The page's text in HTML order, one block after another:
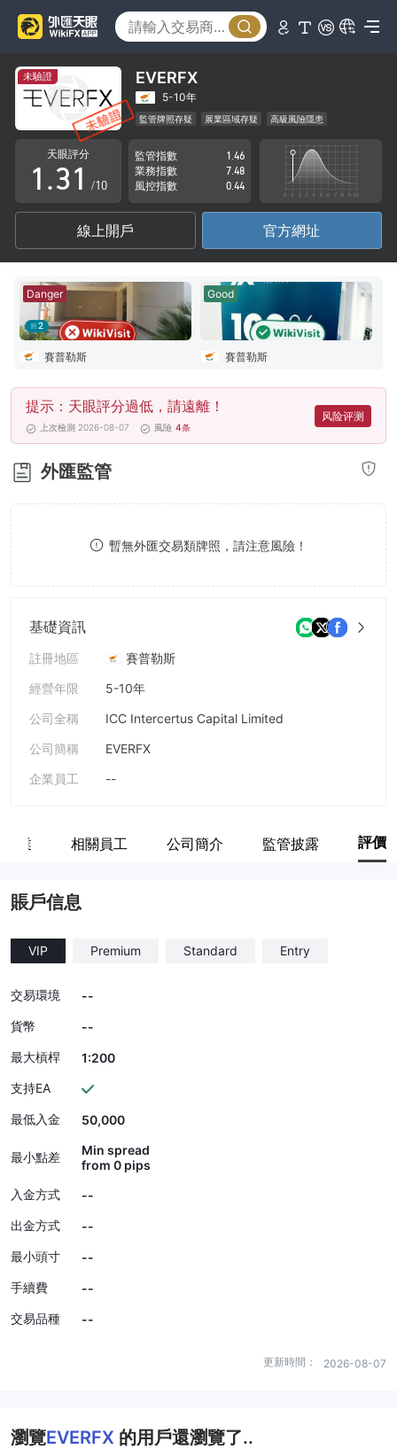
未驗證 EVERFX
5-10年
監管牌照存疑 展業區域存疑 高級風險隱患
天眼評分
0
1
2
3
4
5
6
7
8
9
.
0
1
2
3
4
5
6
7
8
9
0
1
2
3
4
5
6
7
8
9
/10
監管指數
1.46
業務指數
7.48
風控指數
0.44
線上開戶 官方網址
2
Danger
賽普勒斯
Good
賽普勒斯
提示：天眼評分過低，請遠離！
上次檢測 2026-08-07 風險 4条
风险评测
外匯監管
暫無外匯交易類牌照，請注意風險！
基礎資訊
註冊地區
賽普勒斯
經營年限
5-10年
公司全稱
ICC Intercertus Capital Limited
公司簡稱
EVERFX
企業員工
--
業 相關員工 公司簡介 監管披露 評價
賬戶信息
VIP Premium Standard Entry
交易環境
--
貨幣
--
最大槓桿
1:200
支持EA
最低入金 50,000
最小點差
Min spread
from 0 pips
入金方式
--
出金方式
--
最小頭寸
--
手續費
--
交易品種
--
更新時間： 2026-08-07
瀏覽EVERFX 的用戶還瀏覽了..